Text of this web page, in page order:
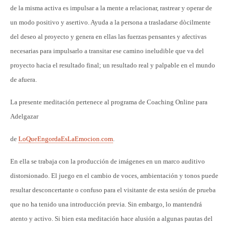
de la misma activa es impulsar a la mente a relacionar, rastrear y operar de
un modo positivo y asertivo. Ayuda a la persona a trasladarse dòcilmente
del deseo al proyecto y genera en ellas las fuerzas pensantes y afectivas
necesarias para impulsarlo a transitar ese camino ineludible que va del
proyecto hacia el resultado final; un resultado real y palpable en el mundo
de afuera.
La presente meditación pertenece al programa de Coaching Online para
Adelgazar
de LoQueEngordaEsLaEmocion.com.
En ella se trabaja con la producción de imágenes en un marco auditivo
distorsionado. El juego en el cambio de voces, ambientación y tonos puede
resultar desconcertante o confuso para el visitante de esta sesión de prueba
que no ha tenido una introducción previa. Sin embargo, lo mantendrá
atento y activo. Si bien esta meditación hace alusión a algunas pautas del